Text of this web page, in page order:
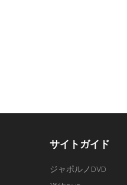
サイトガイド
ジャポルノDVD